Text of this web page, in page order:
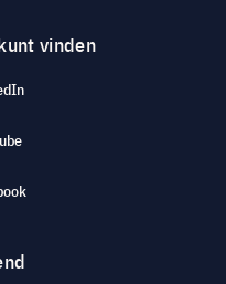
vinden